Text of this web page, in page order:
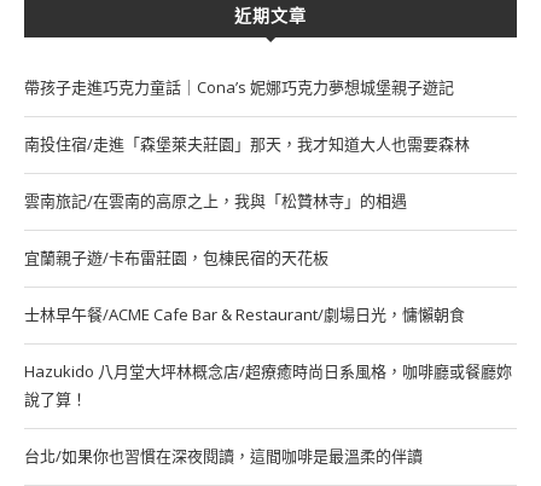
近期文章
帶孩子走進巧克力童話｜Cona’s 妮娜巧克力夢想城堡親子遊記
南投住宿/走進「森堡萊夫莊園」那天，我才知道大人也需要森林
雲南旅記/在雲南的高原之上，我與「松贊林寺」的相遇
宜蘭親子遊/卡布雷莊園，包棟民宿的天花板
士林早午餐/ACME Cafe Bar & Restaurant/劇場日光，慵懶朝食
Hazukido 八月堂大坪林概念店/超療癒時尚日系風格，咖啡廳或餐廳妳
說了算！
台北/如果你也習慣在深夜閱讀，這間咖啡是最溫柔的伴讀